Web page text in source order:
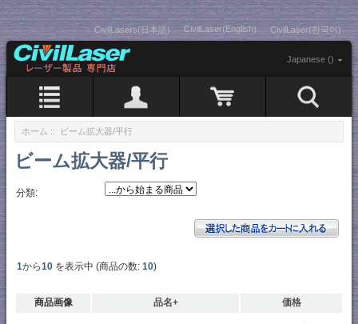
CivilLasers(日本語) CivilLaser(English) CivilLaser(한국어)
Japanese ()
ホーム :: ビーム拡大器/平行
ビーム拡大器/平行
分類:
1から10 を表示中 (商品の数: 10)
商品画像 品名+ 価格